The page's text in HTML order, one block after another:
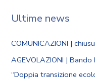
Ultime news
COMUNICAZIONI |
AGEVOLAZIONI |
“Doppia transizione